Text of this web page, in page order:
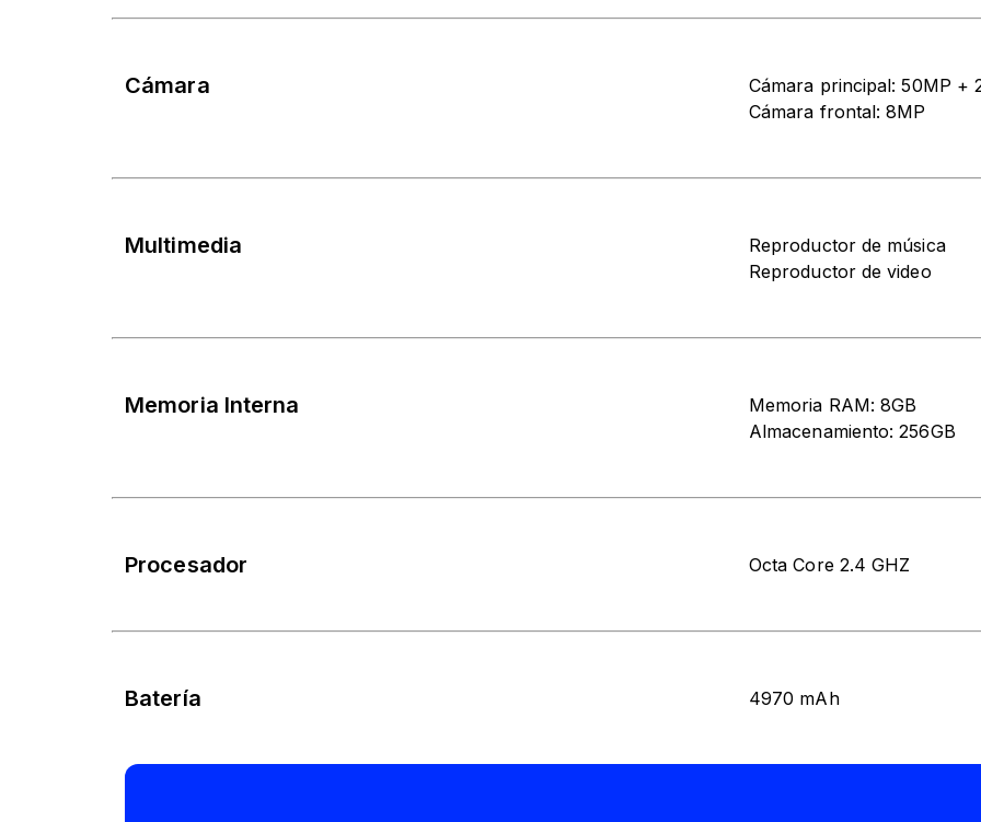
Cámara
Cámara principal: 50MP +
Cámara frontal: 8MP
Multimedia
Reproductor de música
Reproductor de video
Memoria Interna
Memoria RAM: 8GB
Almacenamiento: 256GB
Procesador Octa Core 2.4 GHZ​
Batería 4970 mAh